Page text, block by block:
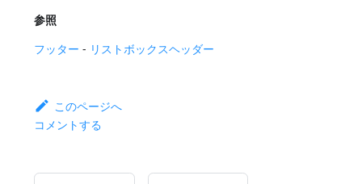
参照
フッター - リストボックスヘッダー
このページへ
コメントする